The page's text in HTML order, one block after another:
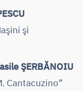
şi
ŞERBĂNOIU
Cantacuzino”